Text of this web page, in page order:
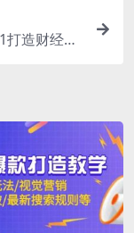
打造财经自